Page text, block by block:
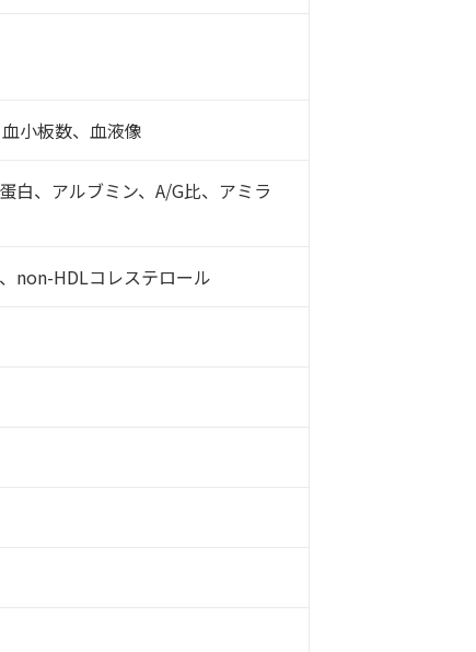
小板数、血液像
白、アルブミン、A/G比、アミラ
non-HDLコレステロール